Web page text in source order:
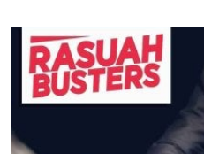
garis panduan Majlis...